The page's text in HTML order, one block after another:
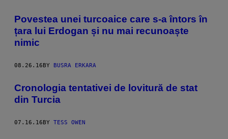
Povestea unei turcoaice care s-a întors în
țara lui Erdogan și nu mai recunoaște
nimic
08.26.16BY BUSRA ERKARA
Cronologia tentativei de lovitură de stat
din Turcia
07.16.16 BY TESS OWEN